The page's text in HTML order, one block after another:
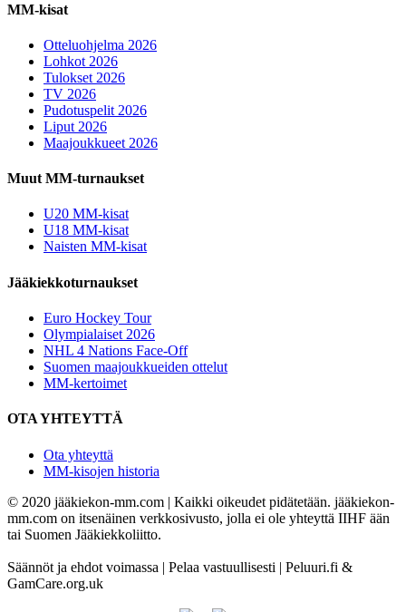
MM-kisat
Otteluohjelma 2026
Lohkot 2026
Tulokset 2026
TV 2026
Pudotuspelit 2026
Liput 2026
Maajoukkueet 2026
Muut MM-turnaukset
U20 MM-kisat
U18 MM-kisat
Naisten MM-kisat
Jääkiekkoturnaukset
Euro Hockey Tour
Olympialaiset 2026
NHL 4 Nations Face-Off
Suomen maajoukkueiden ottelut
MM-kertoimet
OTA YHTEYTTÄ
Ota yhteyttä
MM-kisojen historia
© 2020 jääkiekon-mm.com | Kaikki oikeudet pidätetään. jääkiekon-
mm.com on itsenäinen verkkosivusto, jolla ei ole yhteyttä IIHF ään
tai Suomen Jääkiekkoliitto.
Säännöt ja ehdot voimassa | Pelaa vastuullisesti | Peluuri.fi &
GamCare.org.uk